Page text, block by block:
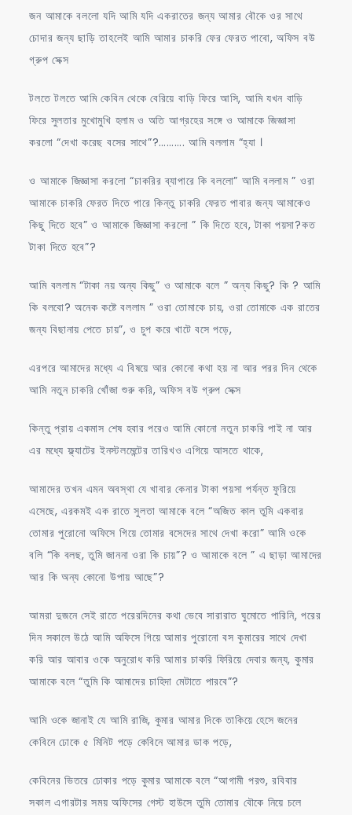
জন আমাকে বললো যদি আমি যদি একরাতের জন্য আমার বৌকে ওর সাথে
চোদার জন্য ছাড়ি তাহলেই আমি আমার চাকরি ফের ফেরত পাবো, অফিস বউ
গ্রুপ সেক্স
টলতে টলতে আমি কেবিন থেকে বেরিয়ে বাড়ি ফিরে আসি, আমি যখন বাড়ি
ফিরে সুলতার মুখোমুখি হলাম ও অতি আগ্রহের সঙ্গে ও আমাকে জিজ্ঞাসা
করলো “দেখা করেছ বসের সাথে”?………. আমি বললাম “হ্যা ।
ও আমাকে জিজ্ঞাসা করলো “চাকরির ব্যাপারে কি বললো” আমি বললাম ” ওরা
আমাকে চাকরি ফেরত দিতে পারে কিন্তু চাকরি ফেরত পাবার জন্য আমাকেও
কিছু দিতে হবে” ও আমাকে জিজ্ঞাসা করলো ” কি দিতে হবে, টাকা পয়সা?কত
টাকা দিতে হবে”?
আমি বললাম “টাকা নয় অন্য কিছু” ও আমাকে বলে ” অন্য কিছু? কি ? আমি
কি বলবো? অনেক কষ্টে বললাম ” ওরা তোমাকে চায়, ওরা তোমাকে এক রাতের
জন্য বিছানায় পেতে চায়”, ও চুপ করে খাটে বসে পড়ে,
এরপরে আমাদের মধ্যে এ বিষয়ে আর কোনো কথা হয় না আর পরর দিন থেকে
আমি নতুন চাকরি খোঁজা শুরু করি, অফিস বউ গ্রুপ সেক্স
কিন্তু প্রায় একমাস শেষ হবার পরেও আমি কোনো নতুন চাকরি পাই না আর
এর মধ্যে ফ্ল্যাটের ইনস্টলমেন্টের তারিখও এগিয়ে আসতে থাকে,
আমাদের তখন এমন অবস্থা যে খাবার কেনার টাকা পয়সা পর্যন্ত ফুরিয়ে
এসেছে, এরকমই এক রাতে সুলতা আমাকে বলে “অজিত কাল তুমি একবার
তোমার পুরোনো অফিসে গিয়ে তোমার বসেদের সাথে দেখা করো” আমি ওকে
বলি “কি বলছ, তুমি জাননা ওরা কি চায়”? ও আমাকে বলে ” এ ছাড়া আমাদের
আর কি অন্য কোনো উপায় আছে”?
আমরা দুজনে সেই রাতে পরেরদিনের কথা ভেবে সারারাত ঘুমোতে পারিনি, পরের
দিন সকালে উঠে আমি অফিসে গিয়ে আমার পুরোনো বস কুমারের সাথে দেখা
করি আর আবার ওকে অনুরোধ করি আমার চাকরি ফিরিয়ে দেবার জন্য, কুমার
আমাকে বলে “তুমি কি আমাদের চাহিদা মেটাতে পারবে”?
আমি ওকে জানাই যে আমি রাজি, কুমার আমার দিকে তাকিয়ে হেসে জনের
কেবিনে ঢোকে ৫ মিনিট পড়ে কেবিনে আমার ডাক পড়ে,
কেবিনের ভিতরে ঢোকার পড়ে কুমার আমাকে বলে “আগামী পরশু, রবিবার
সকাল এগারটার সময় অফিসের গেস্ট হাউসে তুমি তোমার বৌকে নিয়ে চলে